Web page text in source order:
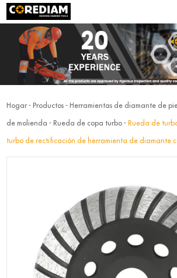
Hogar- Productos - Herramientas de diamante de
de molienda - Rueda de copa turbo - Rueda de
turbo de rectificación de herramienta de diamante